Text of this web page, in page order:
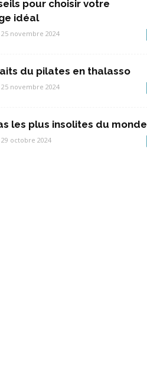
pour choisir votre
idéal
25 novembre 2024
du pilates en thalasso
25 novembre 2024
les plus insolites du monde
29 octobre 2024